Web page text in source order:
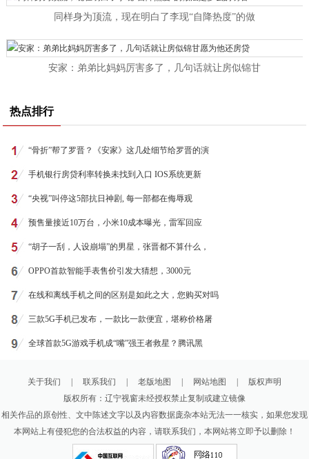
同样身为顶流，现在明白了李现“自降热度”的做
安家：弟弟比妈妈厉害多了，几句话就让房似锦甘
热点排行
“骨折”帮了罗晋？《安家》这几处细节给罗晋的演
手机银行房贷利率转换未找到入口 IOS系统更新
“央视”叫停这5部抗日神剧, 每一部都在侮辱观
预售量接近10万台，小米10成本曝光，雷军回应
“胡子一刮，人设崩塌”的男星，张晋都不算什么，
OPPO首款智能手表售价引发大猜想，3000元
在线和离线手机之间的区别是如此之大，您购买对吗
三款5G手机已发布，一款比一款便宜，堪称价格屠
全球首款5G游戏手机成“嘴”强王者救星？腾讯黑
关于我们 联系我们 老版地图 网站地图
版权声明
版权所有：辽宁视窗未经授权禁止复制或建立镜像
相关作品的原创性、文中陈述文字以及内容数据庞杂本站无法一一核实，如果您发现
本网站上有侵犯您的合法权益的内容，请联系我们，本网站将立即予以删除！